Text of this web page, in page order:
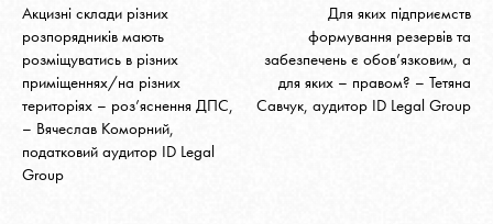
Акцизні склади різних
розпорядників мають
розміщуватись в різних
приміщеннях/на різних
територіях – роз’яснення ДПС,
– Вячеслав Коморний,
податковий аудитор ID Legal
Group
Для яких підприємств
формування резервів та
забезпечень є обов’язковим, а
для яких – правом? – Тетяна
Савчук, аудитор ID Legal Group